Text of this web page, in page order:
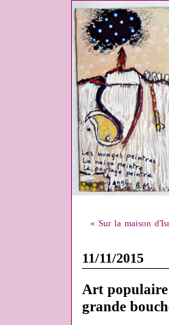
« Sur la maison
11/11/2015
Art populaire
grande